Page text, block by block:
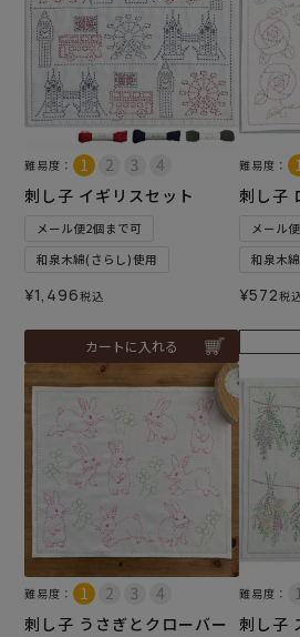
難易度：
刺し子 イギリスセット
メール便2個まで可
和泉木綿(さらし)使用
¥1,496税込
カートに入れる
難易度：
刺し子
メール
和泉木
¥572税
難易度：
刺し子 うさぎとクローバー
難易度：
刺し子